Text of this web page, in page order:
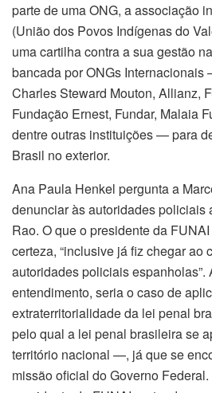
parte de uma ONG, a associação
(União dos Povos Indígenas do
uma cartilha contra a sua gestão
bancada por ONGs
Charles Steward Mouton, Allianz,
Fundação Ernest, Fundar, Malaia
dentre outras instituições — para
Brasil no exterior.
Ana Paula Henkel pergunta a
denunciar às autoridades policiais
Rao. O que o presidente da
certeza, “inclusive já fiz chegar ao
autoridades policiais espanholas”.
entendimento, seria o caso de
extraterritorialidade da lei penal
pelo qual a lei penal brasileira se
território nacional —, já que se
missão oficial do Governo